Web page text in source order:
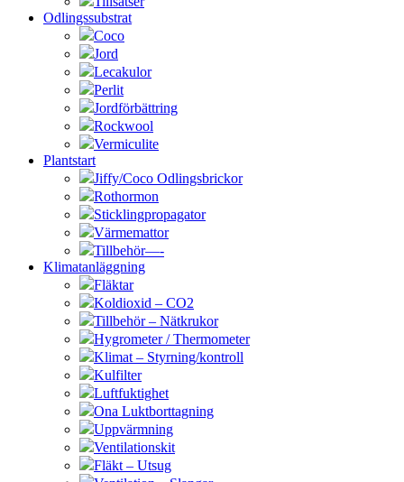
Odlingssubstrat
Coco
Jord
Lecakulor
Perlit
Jordförbättring
Rockwool
Vermiculite
Plantstart
Jiffy/Coco Odlingsbrickor
Rothormon
Sticklingpropagator
Värmemattor
Tillbehör—-
Klimatanläggning
Fläktar
Koldioxid – CO2
Tillbehör – Nätkrukor
Hygrometer / Thermometer
Klimat – Styrning/kontroll
Kulfilter
Luftfuktighet
Ona Luktborttagning
Uppvärmning
Ventilationskit
Fläkt – Utsug